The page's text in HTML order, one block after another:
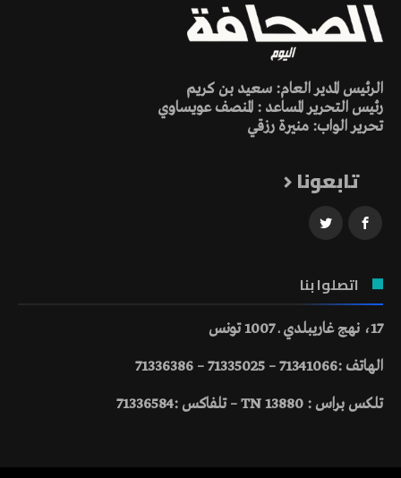
الرئيس المدير العام: سعيد بن كريم
رئيس التحرير المساعد : المنصف عويساوي
تحرير الواب: منيرة رزقي
تابعونا
اتصلوا بنا
17، نهج غاريبلدي ـ 1007 تونس
الهاتف :71341066 – 71335025 – 71336386
تلكس براس : 13880 TN – تلفاكس :71336584